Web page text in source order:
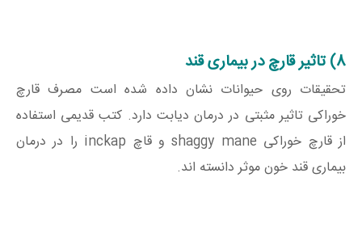
8) تاثیر قارچ در بیماری قند
تحقیقات روی حیوانات نشان داده شده است مصرف قارچ
خوراکی تاثیر مثبتی در درمان دیابت دارد. کتب قدیمی استفاده
از قارچ خوراکی shaggy mane و قاچ inckap را در درمان
بیماری قند خون موثر دانسته اند.